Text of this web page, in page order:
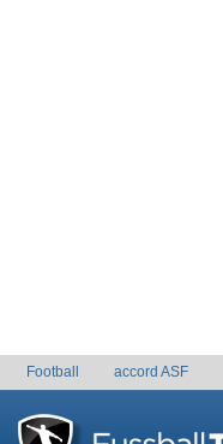
Football accord ASF